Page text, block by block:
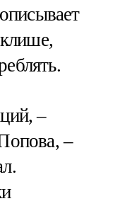
клише,
–
–